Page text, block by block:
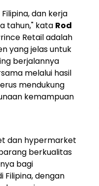
dan kerja
tahun," kata Rod
Retail adalah
yang jelas untuk
berjalannya
melalui hasil
mendukung
kemampuan
dan hypermarket
berkualitas
bagi
Filipina, dengan